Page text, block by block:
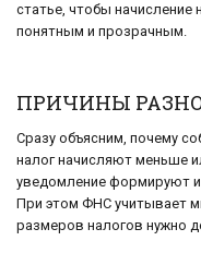
статье, чтобы начисление
понятным и прозрачным.
ПРИЧИНЫ
Сразу объясним, почему
налог начисляют меньше
уведомление формируют
При этом ФНС учитывает
размеров налогов нужно